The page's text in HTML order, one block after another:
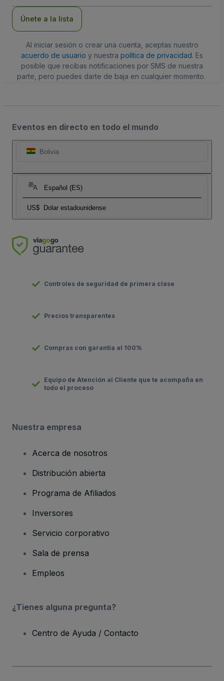
Únete a la lista
Al iniciar sesión o crear una cuenta, aceptas nuestro
acuerdo de usuario y nuestra política de privacidad. Es
posible que recibas notificaciones por SMS de nuestra
parte, pero puedes darte de baja en cualquier momento.
Eventos en directo en todo el mundo
Bolivia
Español (ES)
US$ Dolar estadounidense
Controles de seguridad de primera clase
Precios transparentes
Compras con garantía al 100%
Equipo de Atención al Cliente que te acompaña en
todo el proceso
Nuestra empresa
Acerca de nosotros
Distribución abierta
Programa de Afiliados
Inversores
Servicio corporativo
Sala de prensa
Empleos
¿Tienes alguna pregunta?
Centro de Ayuda / Contacto